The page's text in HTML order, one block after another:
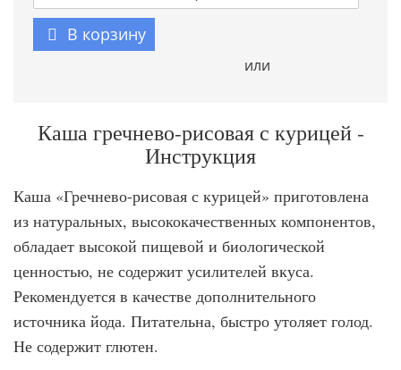
В корзину
или
Каша гречнево-рисовая с курицей -
Инструкция
Каша «Гречнево-рисовая с курицей» приготовлена
из натуральных, высококачественных компонентов,
обладает высокой пищевой и биологической
ценностью, не содержит усилителей вкуса.
Рекомендуется в качестве дополнительного
источника йода. Питательна, быстро утоляет голод.
Не содержит глютен.